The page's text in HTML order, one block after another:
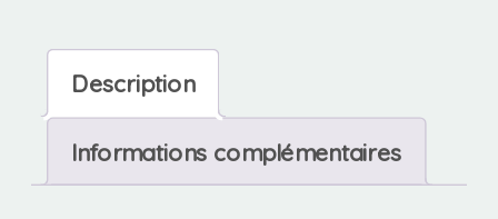
Description
Informations complémentaires